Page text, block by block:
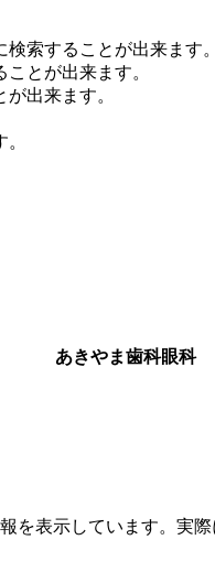
索することが出来ます。
とが出来ます。
出来ます。
あきやま歯科眼科
を表示しています。実